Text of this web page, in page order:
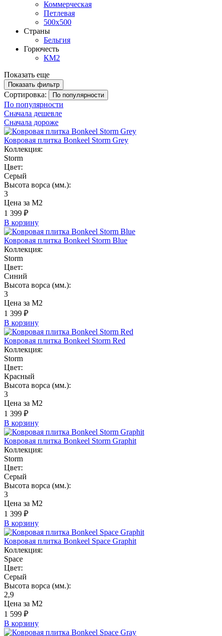
Коммерческая
Петлевая
500х500
Страны
Бельгия
Горючесть
КМ2
Показать еще
Показать фильтр
Сортировка: По популярности
По популярности
Сначала дешевле
Сначала дороже
Ковровая плитка Bonkeel Storm Grey
Коллекция:
Storm
Цвет:
Серый
Высота ворса (мм.):
3
Цена за М2
1 399 ₽
В корзину
Ковровая плитка Bonkeel Storm Blue
Коллекция:
Storm
Цвет:
Синий
Высота ворса (мм.):
3
Цена за М2
1 399 ₽
В корзину
Ковровая плитка Bonkeel Storm Red
Коллекция:
Storm
Цвет:
Красный
Высота ворса (мм.):
3
Цена за М2
1 399 ₽
В корзину
Ковровая плитка Bonkeel Storm Graphit
Коллекция:
Storm
Цвет:
Серый
Высота ворса (мм.):
3
Цена за М2
1 399 ₽
В корзину
Ковровая плитка Bonkeel Space Graphit
Коллекция:
Space
Цвет:
Серый
Высота ворса (мм.):
2,9
Цена за М2
1 599 ₽
В корзину